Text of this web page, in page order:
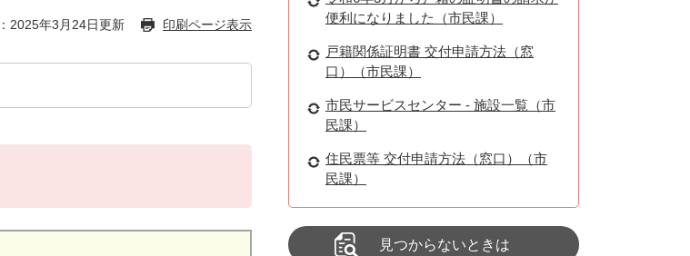
2025年3月24日更新 印刷ページ表示
便利になりました（市民課）
戸籍関係証明書 交付申請方法（窓
口）（市民課）
市民サービスセンター - 施設一覧（市
民課）
住民票等 交付申請方法（窓口）（市
民課）
見つからないときは